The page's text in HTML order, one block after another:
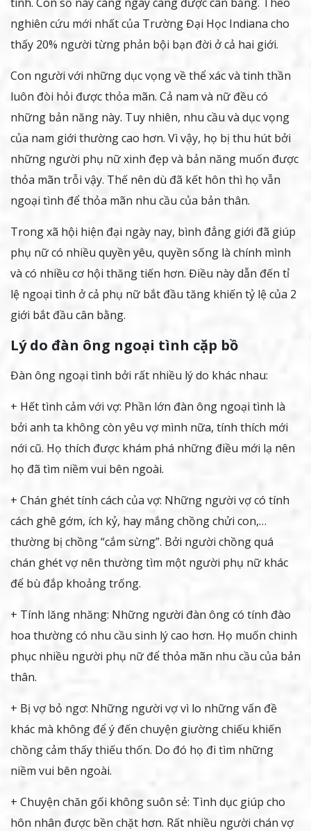
nghiên cứu mới nhất của Trường Đại Học Indiana cho
thấy 20% người từng phản bội bạn đời ở cả hai giới.
Con người với những dục vọng về thể xác và tinh thần
luôn đòi hỏi được thỏa mãn. Cả nam và nữ đều có
những bản năng này. Tuy nhiên, nhu cầu và dục vọng
của nam giới thường cao hơn. Vì vậy, họ bị thu hút bởi
những người phụ nữ xinh đẹp và bản năng muốn được
thỏa mãn trỗi vậy. Thế nên dù đã kết hôn thì họ vẫn
ngoại tình để thỏa mãn nhu cầu của bản thân.
Trong xã hội hiện đại ngày nay, bình đẳng giới đã giúp
phụ nữ có nhiều quyền yêu, quyền sống là chính mình
và có nhiều cơ hội thăng tiến hơn. Điều này dẫn đến tỉ
lệ ngoại tình ở cả phụ nữ bắt đầu tăng khiến tỷ lệ của 2
giới bắt đầu cân bằng.
Lý do đàn ông ngoại tình cặp bồ
Đàn ông ngoại tình bởi rất nhiều lý do khác nhau:
+ Hết tình cảm với vợ: Phần lớn đàn ông ngoại tình là
bởi anh ta không còn yêu vợ mình nữa, tính thích mới
nới cũ. Họ thích được khám phá những điều mới lạ nên
họ đã tìm niềm vui bên ngoài.
+ Chán ghét tính cách của vợ: Những người vợ có tính
cách ghê gớm, ích kỷ, hay mắng chồng chửi con,…
thường bị chồng “cắm sừng”. Bởi người chồng quá
chán ghét vợ nên thường tìm một người phụ nữ khác
để bù đắp khoảng trống.
+ Tính lăng nhăng: Những người đàn ông có tính đào
hoa thường có nhu cầu sinh lý cao hơn. Họ muốn chinh
phục nhiều người phụ nữ để thỏa mãn nhu cầu của bản
thân.
+ Bị vợ bỏ ngơ: Những người vợ vì lo những vấn đề
khác mà không để ý đến chuyện giường chiếu khiến
chồng cảm thấy thiếu thốn. Do đó họ đi tìm những
niềm vui bên ngoài.
+ Chuyện chăn gối không suôn sẻ: Tình dục giúp cho
hôn nhân được bền chặt hơn. Rất nhiều người chán vợ